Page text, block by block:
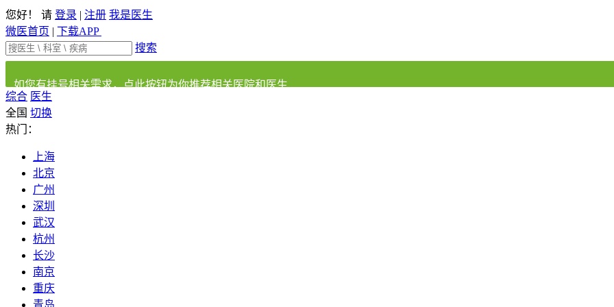
您好！ 请 登录 | 注册 我是医生
微医首页 | 下载APP
搜索
如您有挂号相关需求，点此按钮为你推荐相关医院和医生
综合 医生
全国 切换
热门：
上海
北京
广州
深圳
武汉
杭州
长沙
南京
重庆
青岛